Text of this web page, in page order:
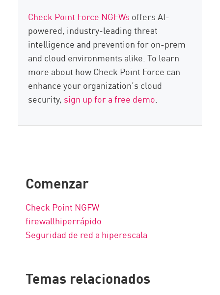
Check Point Force NGFWs offers AI-
powered, industry-leading threat
intelligence and prevention for on-prem
and cloud environments alike. To learn
more about how Check Point Force can
enhance your organization’s cloud
security, sign up for a free demo.
Comenzar
Check Point NGFW
firewallhiperrápido
Seguridad de red a hiperescala
Temas relacionados